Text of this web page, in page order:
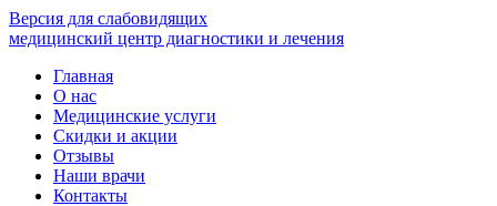
Версия для слабовидящих
медицинский центр диагностики и лечения
Главная
О нас
Медицинские услуги
Скидки и акции
Отзывы
Наши врачи
Контакты